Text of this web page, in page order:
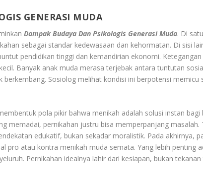
GENERASI MUDA
Dampak Budaya Dan Psikologis Generasi Muda. Di
sebagai standar kedewasaan dan kehormatan. Di sisi
pendidikan tinggi dan kemandirian ekonomi. Ketegangan
Banyak anak muda merasa terjebak antara tuntutan
berkembang. Sosiolog melihat kondisi ini berpotensi memicu
pola pikir bahwa menikah adalah solusi instan bagi
memadai, pernikahan justru bisa memperpanjang masalah.
edukatif, bukan sekadar moralistik. Pada akhirnya,
pro atau kontra menikah muda semata. Yang lebih penting
Pernikahan idealnya lahir dari kesiapan, bukan